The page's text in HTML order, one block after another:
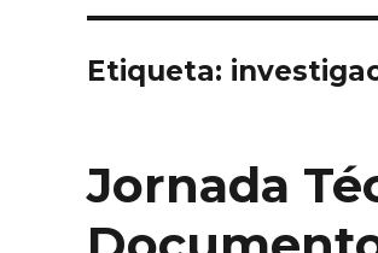
Etiqueta:
Jornada